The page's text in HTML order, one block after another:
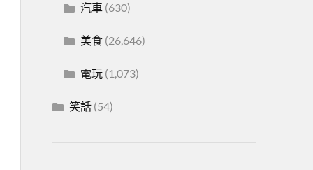
汽車(630)
美食(26,646)
電玩(1,073)
笑話(54)